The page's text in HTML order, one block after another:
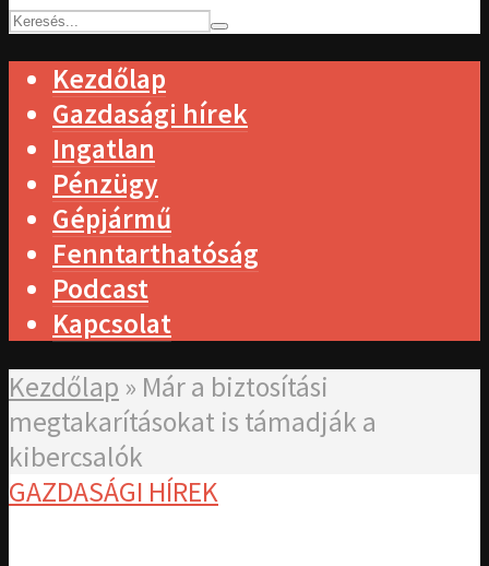
Kezdőlap
Gazdasági hírek
Ingatlan
Pénzügy
Gépjármű
Fenntarthatóság
Podcast
Kapcsolat
Kezdőlap » Már a biztosítási
megtakarításokat is támadják a
kibercsalók
GAZDASÁGI HÍREK